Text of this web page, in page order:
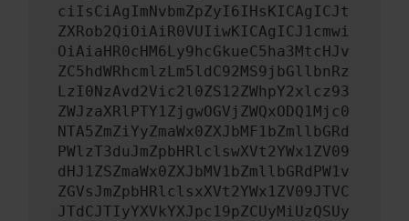
ciIsCiAgImNvbmZpZyI6IHsKICAgICJt
ZXRob2QiOiAiR0VUIiwKICAgICJ1cmwi
OiAiaHR0cHM6Ly9hcGkueC5ha3MtcHJv
ZC5hdWRhcmlzLm5ldC92MS9jbGllbnRz
LzI0NzAvd2Vic2l0ZS12ZWhpY2xlcz93
ZWJzaXRlPTY1ZjgwOGVjZWQxODQ1Mjc0
NTA5ZmZiYyZmaWx0ZXJbMF1bZmllbGRd
PWlzT3duJmZpbHRlclswXVt2YWx1ZV09
dHJ1ZSZmaWx0ZXJbMV1bZmllbGRdPW1v
ZGVsJmZpbHRlclsxXVt2YWx1ZV09JTVC
JTdCJTIyYXVkYXJpc19pZCUyMiUzQSUy